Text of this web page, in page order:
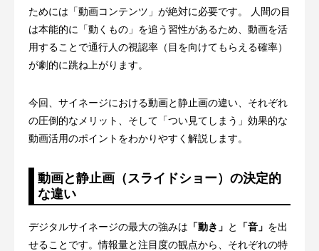
ためには「動画コンテンツ」が絶対に必要です。 人間の目
は本能的に「動くもの」を追う習性があるため、動画を活
用することで通行人の視認率（目を向けてもらえる確率）
が劇的に跳ね上がります。
今回、サイネージにおける動画と静止画の違い、それぞれ
の圧倒的なメリット、そして「つい見てしまう」効果的な
動画活用のポイントをわかりやすく解説します。
動画と静止画（スライドショー）の決定的
な違い
デジタルサイネージの最大の強みは 「動き」 と 「音」 を出
せることです。情報量と注目度の観点から、それぞれの特